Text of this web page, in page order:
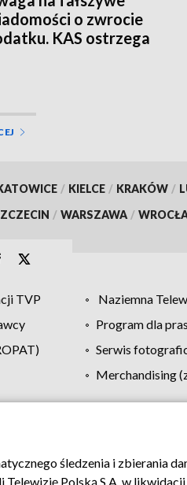
o zwrocie
KAS ostrzega
/ KIELCE / KRAKÓW /
/ WARSZAWA /
TVP Naziemna
Program dla
Serwis
Merchandising
Pomoc Biuro reklamy
śledzenia i zbierania
Polską S.A. w likwidacji